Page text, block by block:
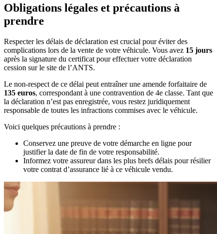
Obligations légales et précautions à
prendre
Respecter les délais de déclaration est crucial pour éviter des
complications lors de la vente de votre véhicule. Vous avez 15 jours
après la signature du certificat pour effectuer votre déclaration
cession sur le site de l’ANTS.
Le non-respect de ce délai peut entraîner une amende forfaitaire de
135 euros, correspondant à une contravention de 4e classe. Tant que
la déclaration n’est pas enregistrée, vous restez juridiquement
responsable de toutes les infractions commises avec le véhicule.
Voici quelques précautions à prendre :
Conservez une preuve de votre démarche en ligne pour
justifier la date de fin de votre responsabilité.
Informez votre assureur dans les plus brefs délais pour résilier
votre contrat d’assurance lié à ce véhicule vendu.